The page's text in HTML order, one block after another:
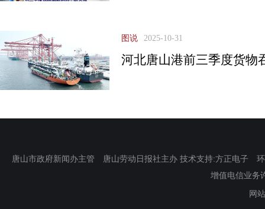
图说 2025-10-31
河北唐山港前三季度货物
唐山市政府新闻办主管 唐山劳动日报社主办 技术支持:方正电子
增值电信业务
网